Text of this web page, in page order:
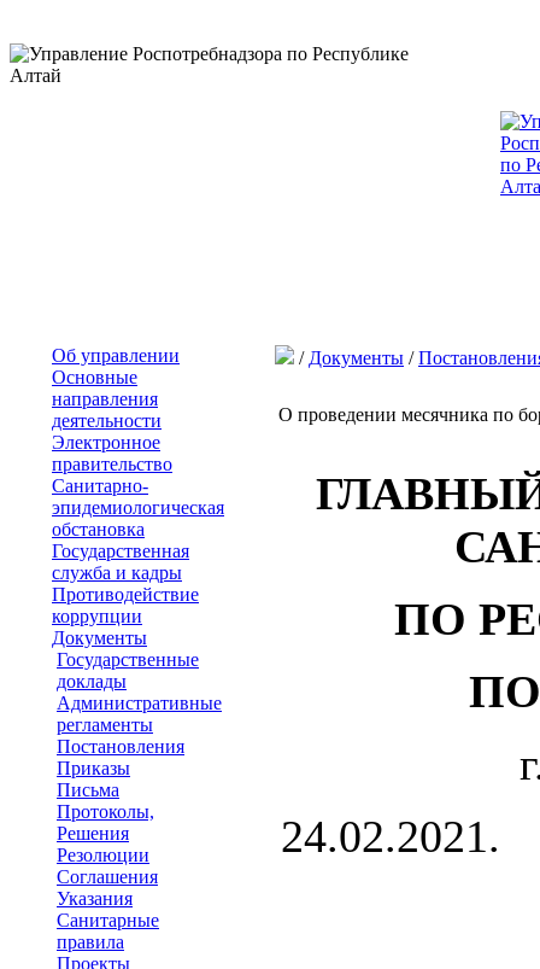
Об управлении
Основные
направления
деятельности
Электронное
правительство
Санитарно-
эпидемиологическая
обстановка
Государственная
служба и кадры
Противодействие
коррупции
Документы
Государственные
доклады
Административные
регламенты
Постановления
Приказы
Письма
Протоколы,
Решения
Резолюции
Соглашения
Указания
Санитарные
правила
Проекты
/ Документы /
О проведении месячника по
ПО